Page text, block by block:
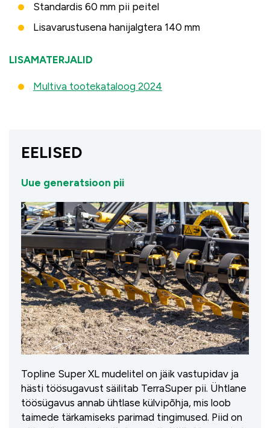
Standardis 60 mm pii peitel
Lisavarustusena hanijalgtera 140 mm
LISAMATERJALID
Multiva tootekataloog 2024
EELISED
Uue generatsioon pii
Topline Super XL mudelitel on jäik vastupidav ja
hästi töösugavust säilitab TerraSuper pii. Ühtlane
töösügavus annab ühtlase külvipõhja, mis loob
taimede tärkamiseks parimad tingimused. Piid on